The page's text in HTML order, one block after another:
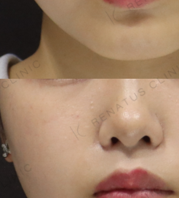
看護師一覧
レナトゥスヒアルロン酸
ダイヤモンドフィール/ピ
ネハ
リジュラン
ゴウリ
糸リフト
目の下のクマ取り